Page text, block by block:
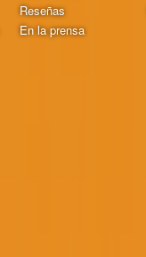
Reseñas
En la prensa